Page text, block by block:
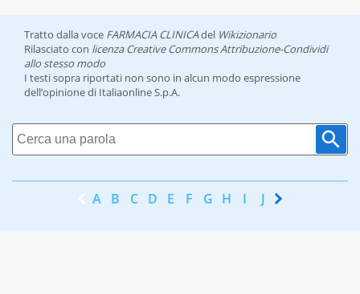
Tratto dalla voce FARMACIA CLINICAdel Wikizionario
Rilasciato con licenza Creative Commons Attribuzione-Condividi
allo stesso modo
I testi sopra riportati non sono in alcun modo espressione
dell’opinione di Italiaonline S.p.A.
A B C D E F G H I J K